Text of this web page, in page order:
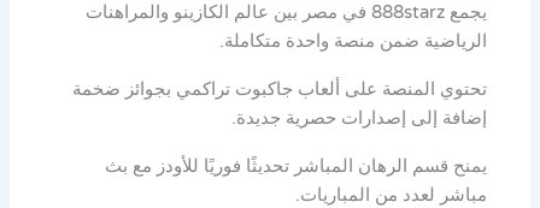
يجمع 888starz في مصر بين عالم الكازينو والمراهنات
الرياضية ضمن منصة واحدة متكاملة.
تحتوي المنصة على ألعاب جاكبوت تراكمي بجوائز ضخمة
إضافة إلى إصدارات حصرية جديدة.
يمنح قسم الرهان المباشر تحديثًا فوريًا للأودز مع بث
مباشر لعدد من المباريات.